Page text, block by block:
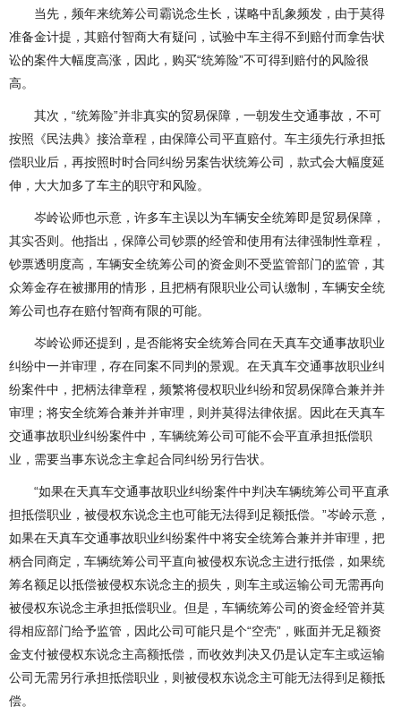
当先，频年来统筹公司霸说念生长，谋略中乱象频发，由于莫得
准备金计提，其赔付智商大有疑问，试验中车主得不到赔付而拿告状
讼的案件大幅度高涨，因此，购买“统筹险”不可得到赔付的风险很
高。
其次，“统筹险”并非真实的贸易保障，一朝发生交通事故，不可
按照《民法典》接洽章程，由保障公司平直赔付。车主须先行承担抵
偿职业后，再按照时时合同纠纷另案告状统筹公司，款式会大幅度延
伸，大大加多了车主的职守和风险。
岑岭讼师也示意，许多车主误以为车辆安全统筹即是贸易保障，
其实否则。他指出，保障公司钞票的经管和使用有法律强制性章程，
钞票透明度高，车辆安全统筹公司的资金则不受监管部门的监管，其
众筹金存在被挪用的情形，且把柄有限职业公司认缴制，车辆安全统
筹公司也存在赔付智商有限的可能。
岑岭讼师还提到，是否能将安全统筹合同在天真车交通事故职业
纠纷中一并审理，存在同案不同判的景观。在天真车交通事故职业纠
纷案件中，把柄法律章程，频繁将侵权职业纠纷和贸易保障合兼并并
审理；将安全统筹合兼并并审理，则并莫得法律依据。因此在天真车
交通事故职业纠纷案件中，车辆统筹公司可能不会平直承担抵偿职
业，需要当事东说念主拿起合同纠纷另行告状。
“如果在天真车交通事故职业纠纷案件中判决车辆统筹公司平直承
担抵偿职业，被侵权东说念主也可能无法得到足额抵偿。”岑岭示意，
如果在天真车交通事故职业纠纷案件中将安全统筹合兼并并审理，把
柄合同商定，车辆统筹公司平直向被侵权东说念主进行抵偿，如果统
筹名额足以抵偿被侵权东说念主的损失，则车主或运输公司无需再向
被侵权东说念主承担抵偿职业。但是，车辆统筹公司的资金经管并莫
得相应部门给予监管，因此公司可能只是个“空壳”，账面并无足额资
金支付被侵权东说念主高额抵偿，而收效判决又仍是认定车主或运输
公司无需另行承担抵偿职业，则被侵权东说念主可能无法得到足额抵
偿。